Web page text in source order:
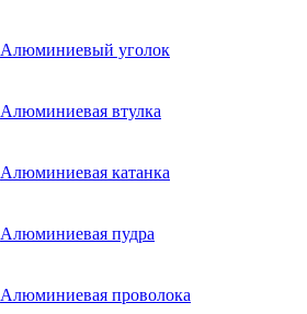
Алюминиевый уголок
Алюминиевая втулка
Алюминиевая катанка
Алюминиевая пудра
Алюминиевая проволока